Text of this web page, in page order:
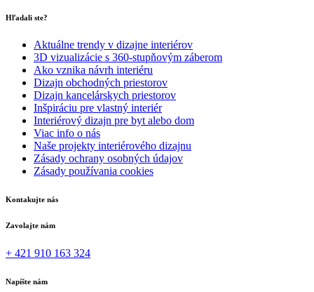
Hľadali ste?
Aktuálne trendy v dizajne interiérov
3D vizualizácie s 360-stupňovým záberom
Ako vznika návrh interiéru
Dizajn obchodných priestorov
Dizajn kancelárskych priestorov
Inšpiráciu pre vlastný interiér
Interiérový dizajn pre byt alebo dom
Viac info o nás
Naše projekty interiérového dizajnu
Zásady ochrany osobných údajov
Zásady používania cookies
Kontakujte nás
Zavolajte nám
+ 421 910 163 324
Napíšte nám